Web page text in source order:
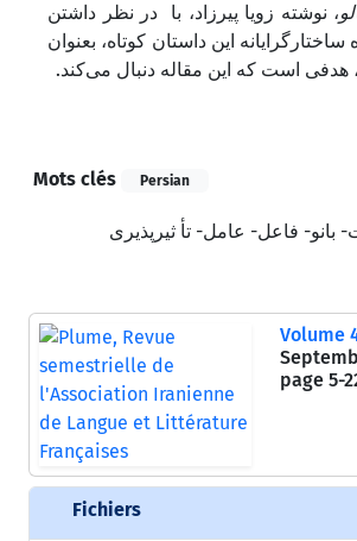
، نوشته زویا پیرزاد، با در نظر داشتن
این داستان کوتاه، بعنوان
هدفی است که این مقاله دنبال می‌کند.
Mots clés Persian
فاعل- عامل- تأ ثیرپذیری
Volume
page 5-
Fichiers